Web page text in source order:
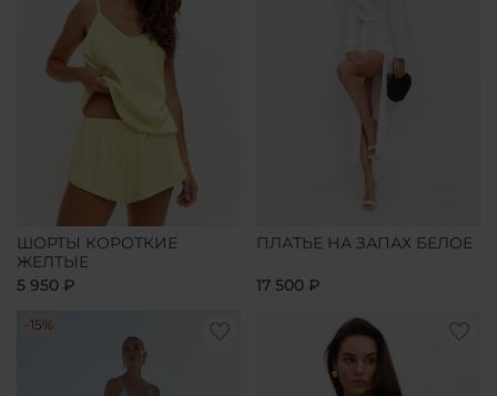
ШОРТЫ КОРОТКИЕ
ЖЕЛТЫЕ
5 950 ₽
ПЛАТЬЕ НА ЗАПАХ БЕЛОЕ
17 500 ₽
-15%